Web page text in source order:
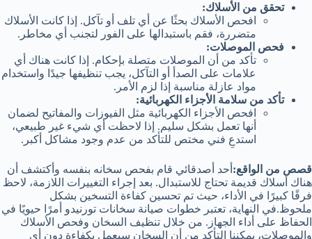
تحقق من الأسلاك:
افحص الأسلاك بحثًا عن أي تلف أو تآكل. إذا كانت الأسلاك
متضررة، فقم باستبدالها على الفور لتجنب أي مخاطر.
فحص الموصلات:
تأكد من أن الموصلات متصلة بإحكام. إذا كانت هناك أي
علامات على الصدأ أو التآكل، يجب تنظيفها جيدًا واستخدام
مواد عازلة مناسبة إذا لزم الأمر.
تأكد من سلامة الأجزاء الكهربائية:
افحص الأجزاء الكهربائية مثل الفيوزات والمفاتيح لضمان
أنها تعمل بشكل سليم. إذا لاحظت أي شيء غير طبيعي،
استدعِ فني مختص للتأكد من عدم وجود مشاكل أكبر.
قصص من الواقع: أحد أصدقائي قام بفحص سخانه بنفسه وأكتشف أن
هناك أسلاك قديمة تحتاج للاستبدال. بعد إجراء التغييرات اللازمة، لاحظ
فرقًا كبيرًا في الأداء، حيث تم تحسين كفاءة التسخين بشكل
ملحوظ.في النهاية، تعتبر خطوات صيانة سخانات تورنيدو أمرًا حيويًا في
الحفاظ على أداء الجهاز. من خلال تنظيف السخان وفحص الأسلاك
والموصلات، يمكننا التأكد من أن السخان سيعمل بكفاءة دون أي